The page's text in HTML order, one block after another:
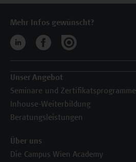
Mehr Infos gewünscht?
Unser Angebot
Seminare und Zertifikatsprogramme
Inhouse-Weiterbildung
Beratungsleistungen
Über uns
Die Campus Wien Academy